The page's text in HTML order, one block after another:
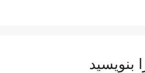
بنویسید